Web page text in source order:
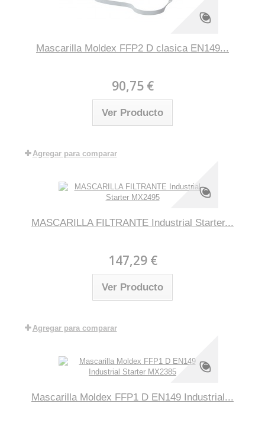
Mascarilla Moldex FFP2 D clasica EN149...
90,75 €
Ver Producto
Agregar para comparar
MASCARILLA FILTRANTE Industrial Starter...
147,29 €
Ver Producto
Agregar para comparar
Mascarilla Moldex FFP1 D EN149 Industrial...